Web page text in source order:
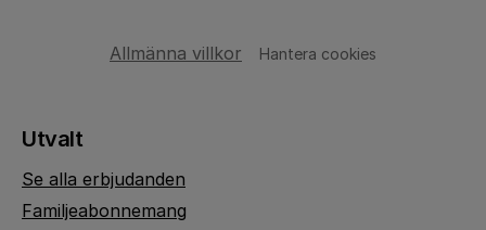
Allmänna villkor Hantera cookies
Utvalt
Se alla erbjudanden
Familjeabonnemang